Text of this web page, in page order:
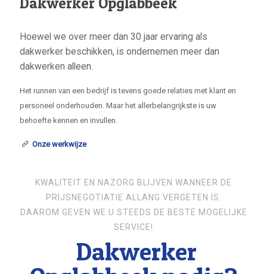
Hoewel we over meer dan 30 jaar ervaring als
dakwerker beschikken, is ondernemen meer dan
dakwerken alleen.
Het runnen van een bedrijf is tevens goede relaties met klant en
personeel onderhouden. Maar het allerbelangrijkste is uw
behoefte kennen en invullen.
Onze werkwijze
KWALITEIT EN NAZORG BLIJVEN WANNEER DE
PRIJSNEGOTIATIE ALLANG VERGETEN IS.
DAAROM GEVEN WE U STEEDS DE BESTE MOGELIJKE
SERVICE!
Dakwerker